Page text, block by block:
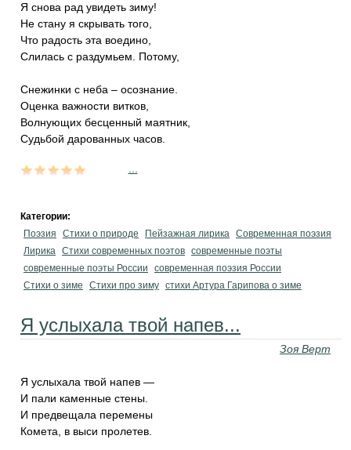
Я снова рад увидеть зиму!
Не стану я скрывать того,
Что радость эта воедино,
Слилась с раздумьем. Потому,
Снежинки с неба – осознание.
Оценка важности витков,
Волнующих бесценный маятник,
Судьбой дарованных часов.
Категории:
Поэзия
Стихи о природе Пейзажная лирика Современная поэзия
Лирика Стихи современных поэтов современные поэты
современные поэты России
современная поэзия России
Стихи о зиме
Стихи про зиму стихи Артура Гарипова о зиме
Я услыхала твой напев...
Зоя Верт
Я услыхала твой напев —
И пали каменные стены.
И предвещала перемены
Комета, в выси пролетев.